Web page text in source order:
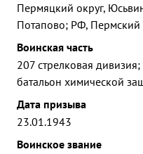
Пермяцкий округ,
Потапово; РФ, Пермский
Воинская часть
207 стрелковая
батальон химической
Дата призыва
23.01.1943
Воинское звание